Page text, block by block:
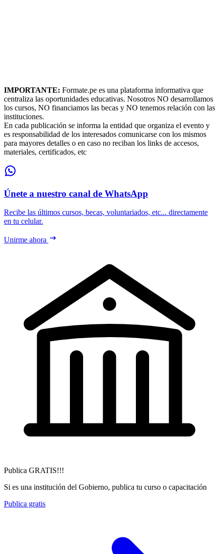
IMPORTANTE: Formate.pe es una plataforma informativa que
centraliza las oportunidades educativas. Nosotros NO desarrollamos
los cursos, NO financiamos las becas y NO tenemos relación con las
instituciones.
En cada publicación se informa la entidad que organiza el evento y
es responsabilidad de los interesados comunicarse con los mismos
para mayores detalles o en caso no reciban los links de accesos,
materiales, certificados, etc
Únete a nuestro canal de WhatsApp
Recibe las últimos cursos, becas, voluntariados, etc... directamente
en tu celular.
Unirme ahora
Publica GRATIS!!!
Si es una institución del Gobierno, publica tu curso o capacitación
Publica gratis